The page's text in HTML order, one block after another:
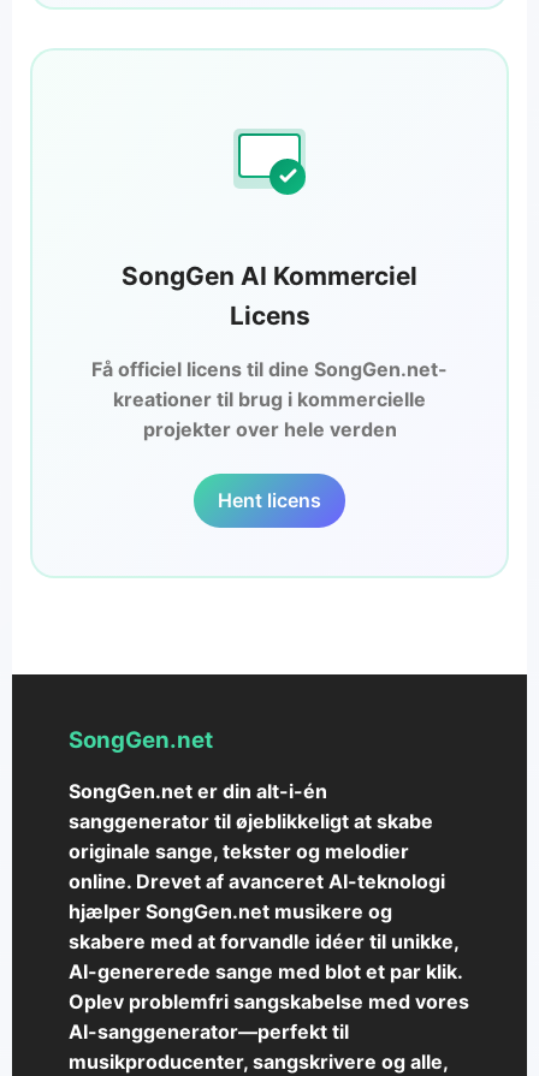
SongGen AI Kommerciel
Licens
Få officiel licens til dine SongGen.net-
kreationer til brug i kommercielle
projekter over hele verden
Hent licens
SongGen.net
SongGen.net er din alt-i-én
sanggenerator til øjeblikkeligt at skabe
originale sange, tekster og melodier
online. Drevet af avanceret AI-teknologi
hjælper SongGen.net musikere og
skabere med at forvandle idéer til unikke,
AI-genererede sange med blot et par klik.
Oplev problemfri sangskabelse med vores
AI-sanggenerator—perfekt til
musikproducenter, sangskrivere og alle,